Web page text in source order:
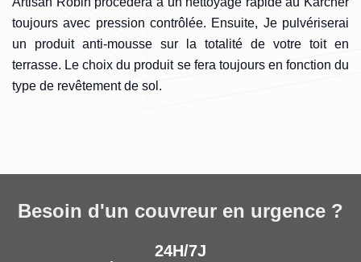
toujours avec pression contrôlée. Ensuite, Je pulvériserai
un produit anti-mousse sur la totalité de votre toit en
terrasse. Le choix du produit se fera toujours en fonction du
type de revêtement de sol.
Besoin d'un couvreur en urgence ?
24H/7J